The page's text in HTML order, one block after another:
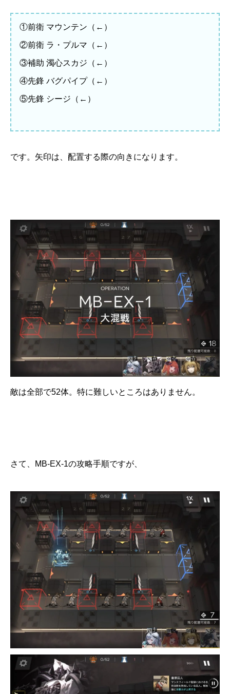
①前衛 マウンテン（←）
②前衛 ラ・プルマ（←）
③補助 濁心スカジ（←）
④先鋒 バグパイプ（←）
⑤先鋒 シージ（←）
です。矢印は、配置する際の向きになります。
敵は全部で52体。特に難しいところはありません。
さて、MB-EX-1の攻略手順ですが、